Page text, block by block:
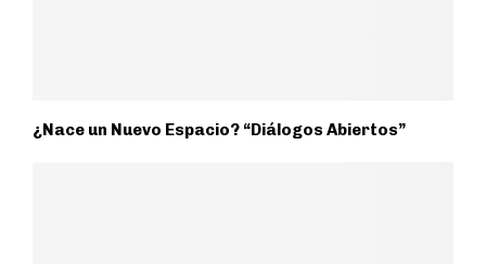
¿Nace un Nuevo Espacio? “Diálogos Abiertos”